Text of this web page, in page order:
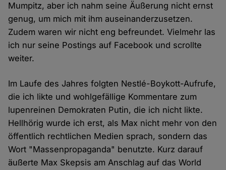
Mumpitz, aber ich nahm seine Äußerung nicht ernst
genug, um mich mit ihm auseinanderzusetzen.
Zudem waren wir nicht eng befreundet. Vielmehr las
ich nur seine Postings auf Facebook und scrollte
weiter.
Im Laufe des Jahres folgten Nestlé-Boykott-Aufrufe,
die ich likte und wohlgefällige Kommentare zum
lupenreinen Demokraten Putin, die ich nicht likte.
Hellhörig wurde ich erst, als Max nicht mehr von den
öffentlich rechtlichen Medien sprach, sondern das
Wort "Massenpropaganda" benutzte. Kurz darauf
äußerte Max Skepsis am Anschlag auf das World